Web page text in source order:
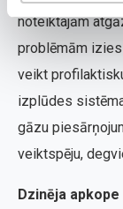
noteiktajām
problēmām
veikt
izplūdes
gāzu
veiktspēju,
Dzinēja apkope